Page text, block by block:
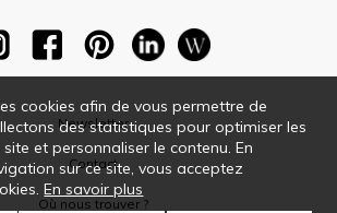
Newsletter
Contact
Où nous trouver ?
cookies afin de vous permettre de
des statistiques pour optimiser les
et personnaliser le contenu. En
sur ce site, vous acceptez
En savoir plus